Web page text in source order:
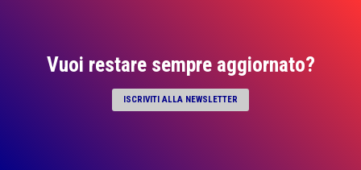
Vuoi restare sempre aggiornato?
ISCRIVITI ALLA NEWSLETTER